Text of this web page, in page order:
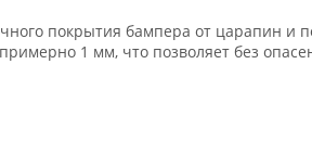
покрытия бампера от царапин
1 мм, что позволяет без